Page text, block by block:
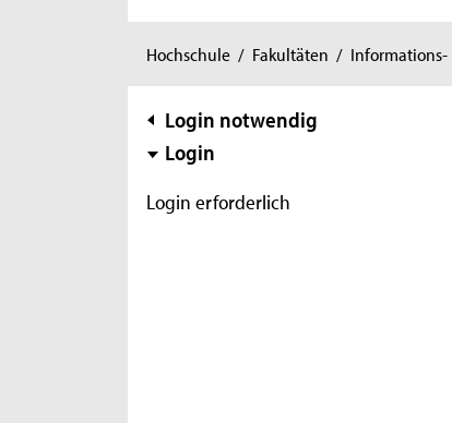
Sie
hier:
Hochschule / Fakultäten /
Subnavigation
Login notwendig
Login
Login erforderlich